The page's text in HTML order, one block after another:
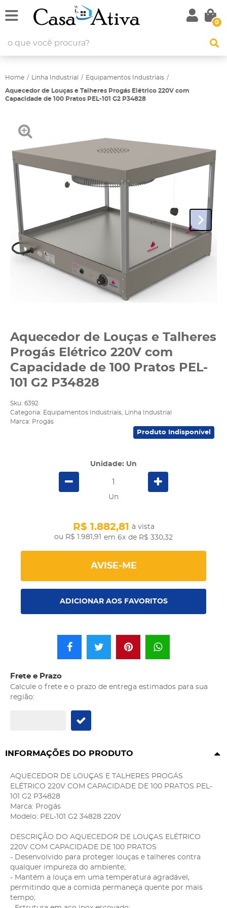
0
Home Linha Industrial Equipamentos Industriais
Aquecedor de Louças e Talheres Progás Elétrico 220V com
Capacidade de 100 Pratos PEL-101 G2 P34828
Aquecedor de Louças e Talheres
Progás Elétrico 220V com
Capacidade de 100 Pratos PEL-
101 G2 P34828
Sku: 6392
Categoria: Equipamentos Industriais
Linha Industrial
Marca: Progás
Produto Indisponível
Unidade: Un
Un
R$ 1.981,91
R$ 1.882,81
à vista
em 6x de R$ 330,32
AVISE-ME
ADICIONAR AOS FAVORITOS
Frete e Prazo
Calcule o frete e o prazo de entrega estimados para sua
região:
INFORMAÇÕES DO PRODUTO
AQUECEDOR DE LOUÇAS E TALHERES PROGÁS
ELÉTRICO 220V COM CAPACIDADE DE 100 PRATOS PEL-
101 G2 P34828
Marca: Progás
Modelo: PEL-101 G2 34828 220V
DESCRIÇÃO DO AQUECEDOR DE LOUÇAS ELÉTRICO
220V COM CAPACIDADE DE 100 PRATOS
- Desenvolvido para proteger louças e talheres contra
qualquer impureza do ambiente;
- Mantém a louça em uma temperatura agradável,
permitindo que a comida permaneça quente por mais
tempo;